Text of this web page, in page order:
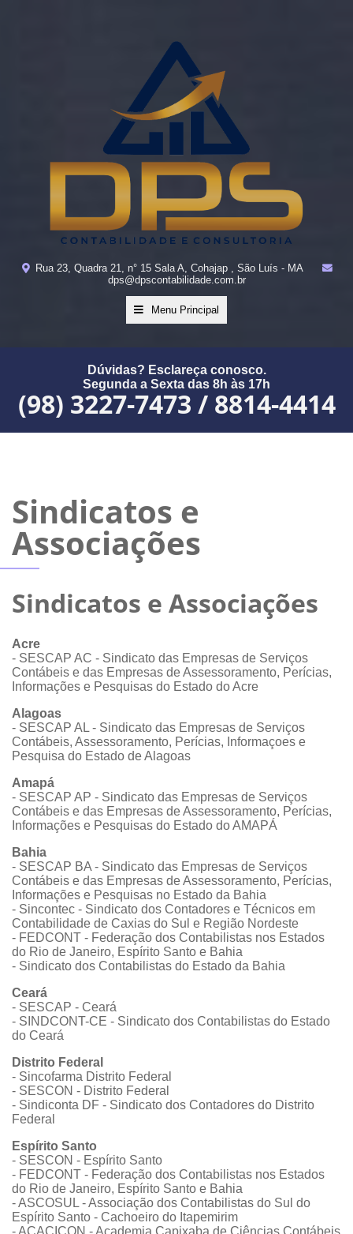
Rua 23, Quadra 21, n° 15 Sala A, Cohajap , São Luís - MA
dps@dpscontabilidade.com.br
Menu Principal
Dúvidas? Esclareça conosco.
Segunda a Sexta das 8h às 17h
(98) 3227-7473 / 8814-4414
Sindicatos e
Associações
Sindicatos e Associações
Acre
- SESCAP AC - Sindicato das Empresas de Serviços
Contábeis e das Empresas de Assessoramento, Perícias,
Informações e Pesquisas do Estado do Acre
Alagoas
- SESCAP AL - Sindicato das Empresas de Serviços
Contábeis, Assessoramento, Perícias, Informaçoes e
Pesquisa do Estado de Alagoas
Amapá
- SESCAP AP - Sindicato das Empresas de Serviços
Contábeis e das Empresas de Assessoramento, Perícias,
Informações e Pesquisas do Estado do AMAPÁ
Bahia
- SESCAP BA - Sindicato das Empresas de Serviços
Contábeis e das Empresas de Assessoramento, Perícias,
Informações e Pesquisas no Estado da Bahia
- Sincontec - Sindicato dos Contadores e Técnicos em
Contabilidade de Caxias do Sul e Região Nordeste
- FEDCONT - Federação dos Contabilistas nos Estados
do Rio de Janeiro, Espírito Santo e Bahia
- Sindicato dos Contabilistas do Estado da Bahia
Ceará
- SESCAP - Ceará
- SINDCONT-CE - Sindicato dos Contabilistas do Estado
do Ceará
Distrito Federal
- Sincofarma Distrito Federal
- SESCON - Distrito Federal
- Sindiconta DF - Sindicato dos Contadores do Distrito
Federal
Espírito Santo
- SESCON - Espírito Santo
- FEDCONT - Federação dos Contabilistas nos Estados
do Rio de Janeiro, Espírito Santo e Bahia
- ASCOSUL - Associação dos Contabilistas do Sul do
Espírito Santo - Cachoeiro do Itapemirim
- ACACICON - Academia Capixaba de Ciências Contábeis